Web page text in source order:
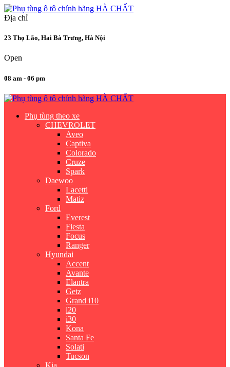
Địa chỉ
23 Thọ Lão, Hai Bà Trưng, Hà Nội
Open
08 am - 06 pm
Phụ tùng theo xe
CHEVROLET
Aveo
Captiva
Colorado
Cruze
Spark
Daewoo
Lacetti
Matiz
Ford
Everest
Fiesta
Focus
Ranger
Hyundai
Accent
Avante
Elantra
Getz
Grand i10
i20
i30
Kona
Santa Fe
Solati
Tucson
Kia